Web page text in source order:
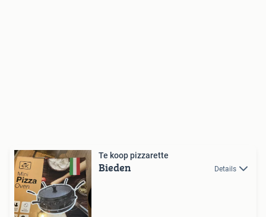
Te koop pizzarette
Bieden Details